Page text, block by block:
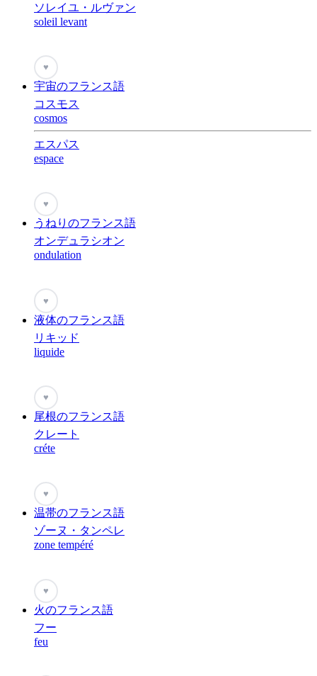
ソレイユ・ルヴァン
soleil levant
♥
宇宙のフランス語
コスモス
cosmos
エスパス
espace
♥
うねりのフランス語
オンデュラシオン
ondulation
♥
液体のフランス語
リキッド
liquide
♥
尾根のフランス語
クレート
créte
♥
温帯のフランス語
ゾーヌ・タンペレ
zone tempéré
♥
火のフランス語
フー
feu